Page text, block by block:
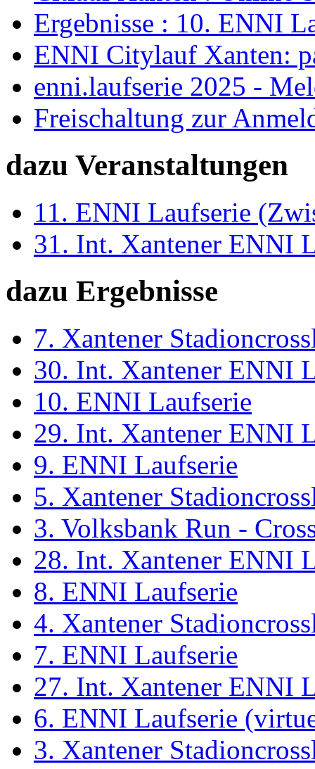
Ergebnisse : 10. ENNI
ENNI Citylauf Xanten:
enni.laufserie 2025 -
Freischaltung zur
dazu Veranstaltungen
11. ENNI Laufserie
31. Int. Xantener ENNI
dazu Ergebnisse
7. Xantener
30. Int. Xantener ENNI
10. ENNI Laufserie
29. Int. Xantener ENNI
9. ENNI Laufserie
5. Xantener
3. Volksbank Run -
28. Int. Xantener ENNI
8. ENNI Laufserie
4. Xantener
7. ENNI Laufserie
27. Int. Xantener ENNI
6. ENNI Laufserie
3. Xantener